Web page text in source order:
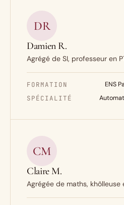
DR
Damien R.
Agrégé de SI, professeur en
FORMATION ENS
SPÉCIALITÉ
CM
Claire M.
Agrégée de maths, khôlleuse